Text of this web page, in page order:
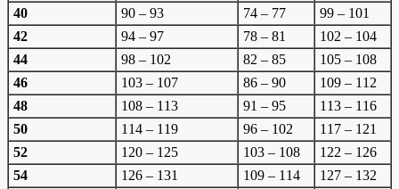
40 90 – 93 74 – 77
99 – 101
42
94 – 97 78 – 81
102 – 104
44
98 – 102 82 – 85
105 – 108
46
103 – 107 86 – 90
109 – 112
48
108 – 113 91 – 95
113 – 116
50
114 – 119 96 – 102
117 – 121
52
120 – 125 103 – 108
122 – 126
54
126 – 131 109 – 114
127 – 132